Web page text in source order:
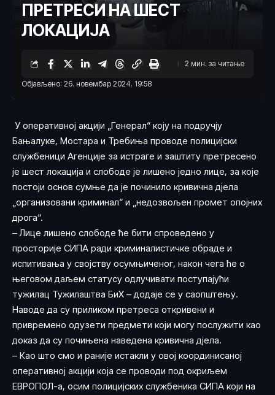
ПРЕТРЕСИ НА ШЕСТ
ЛОКАЦИЈА
Објављено: 26. новембар 2024. 19:58
2 мин. за читање
У оперативној акцији „Генерал“ коју на подручју
Бањалуке, Мостара и Требиња проводе полицијски
службеници Агенције за истраге и заштиту претресено
је шест локација и слободе је лишено једно лице, за које
постоји основ сумње да је починило кривична дјела
„организовани криминал“ и „недозвољен промет опојних
дрога“.
– Лице лишено слободе ће бити спроведено у
просторије СИПА ради криминалистичке обраде и
испитивања у својству осумњиченог, након чега ће о
његовом даљем статусу одлучивати поступајући
тужилац Тужилаштва БиХ – додаје се у саопштењу.
Наводе да су приликом претреса откривени и
привремено одузети предмети који могу послужити као
доказ да су почињена наведена кривична дјела.
– Као што смо и раније истакли у овој координисаној
оперативној акцији која се проводи под окриљем
ЕВРОПОЛ-а, осим полицијских службеника СИПА који на